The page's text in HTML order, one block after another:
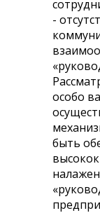
-
особо
быть